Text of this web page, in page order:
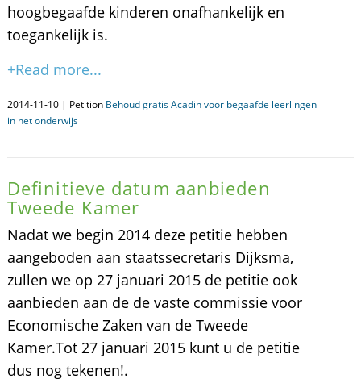
hoogbegaafde kinderen onafhankelijk en
toegankelijk is.
+Read more...
2014-11-10 | Petition Behoud gratis Acadin voor begaafde leerlingen
in het onderwijs
Definitieve datum aanbieden
Tweede Kamer
Nadat we begin 2014 deze petitie hebben
aangeboden aan staatssecretaris Dijksma,
zullen we op 27 januari 2015 de petitie ook
aanbieden aan de de vaste commissie voor
Economische Zaken van de Tweede
Kamer.Tot 27 januari 2015 kunt u de petitie
dus nog tekenen!.